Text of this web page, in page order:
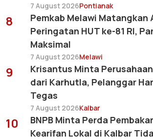
7 August 2026Pontianak
8
Pemkab Melawi Matangkan
Peringatan HUT ke-81 RI,
Maksimal
7 August 2026Melawi
9
Krisantus Minta
dari Karhutla, Pelanggar
Tegas
7 August 2026Kalbar
10
BNPB Minta Perda
Kearifan Lokal di Kalbar